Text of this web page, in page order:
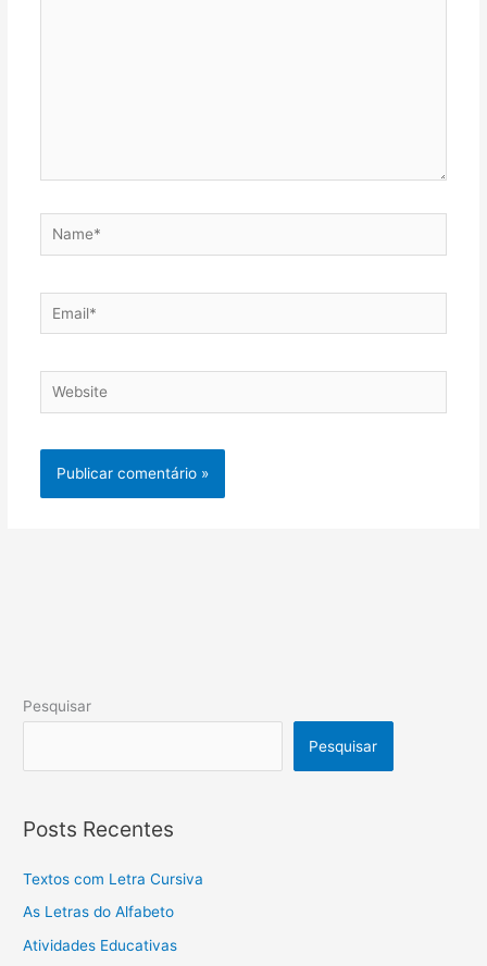
Name*
Email*
Website
Pesquisar
Pesquisar
Posts Recentes
Textos com Letra Cursiva
As Letras do Alfabeto
Atividades Educativas